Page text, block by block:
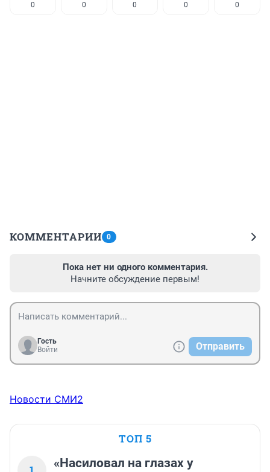
0 0 0 0 0
КОММЕНТАРИИ 0
Пока нет ни одного комментария.
Начните обсуждение первым!
Гость
Войти
Отправить
Новости СМИ2
ТОП 5
«Насиловал на глазах у